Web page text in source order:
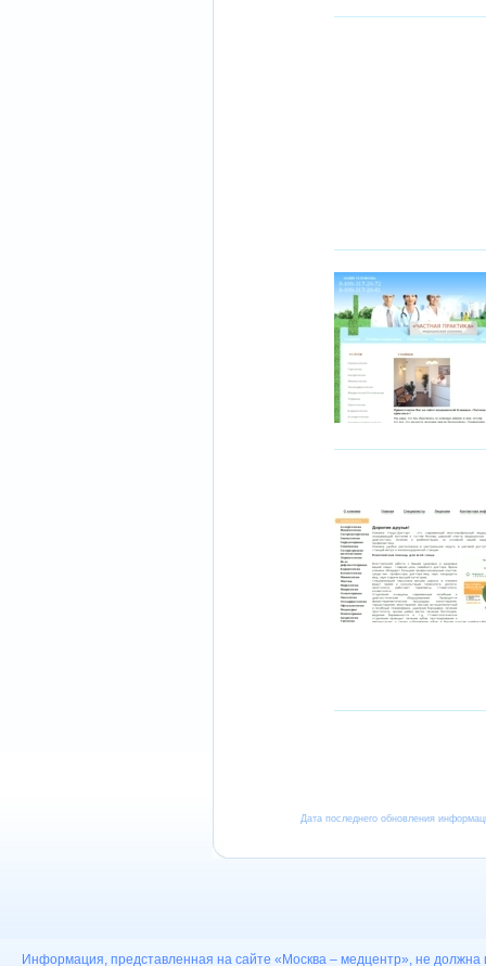
Дата последнего обновления
Информация, представленная на сайте «Москва – медцентр», не должна